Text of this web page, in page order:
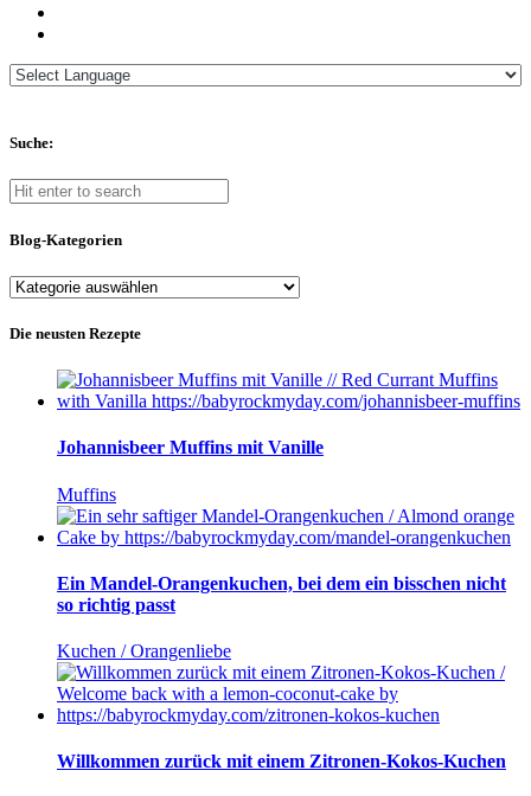
Suche:
Blog-Kategorien
Blog-
Die neusten Rezepte
Johannisbeer Muffins mit Vanille
Muffins
Ein Mandel-Orangenkuchen, bei dem ein bisschen nicht
so richtig passt
Kuchen / Orangenliebe
Willkommen zurück mit einem Zitronen-Kokos-Kuchen